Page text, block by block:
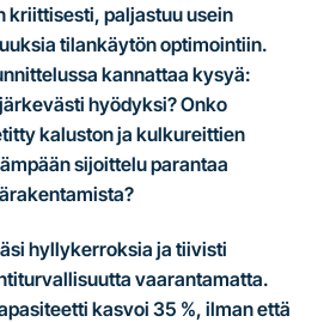
kriittisesti, paljastuu usein
tilankäytön optimointiin.
kannattaa kysyä:
hyödyksi? Onko
kaluston ja kulkureittien
sijoittelu parantaa
hyllykerroksia ja tiivisti
vaarantamatta.
kasvoi 35 %, ilman että